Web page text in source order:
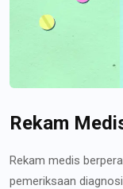
Rekam
Rekam medis
pemeriksaan